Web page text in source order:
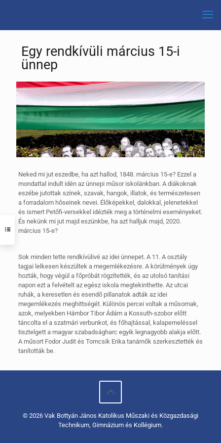
Egy rendkívüli március 15-i
ünnep
Neked mi jut eszedbe, ha azt hallod, 1848. március 15-e? Ezzel a
mondattal indult idén az ünnepi műsor iskolánkban. A diákoknak
eszébe jutottak színek, szavak, hangok, illatok, és természetesen
a forradalom hőseinek nevei. Élőképekkel, dalokkal, jelenetekkel
és ismert Petőfi-versekkel idézték meg a történelmi eseményeket.
És nekünk mi jut majd eszünkbe, ha azt halljuk majd, 2020.
március 15-e?
Sok minden tette rendkívülivé az idei ünnepet. A 11. A osztály
tagjai lelkesen készültek a megemlékezésre. A körülmények úgy
hozták, hogy végül a főpróbát rögzítették, és az utolsó tanítási
napon ezt a felvételt az egész iskola megtekinthette. Az utcai
ruhák, a keresetlen és esendő pillanatok adták az idei
megemlékezés meghittségét. Különös percei voltak a műsornak,
azok, melyekben Hámbor Tibor Ádám a Kossuth-szobor előtt
táncolta el a szatmári verbunkot, és főhajtással, kalapemeléssel
tisztelgett a magyar szabadságharc egyik legnagyobb alakja előtt.
A műsort Fodor Judit és Tomcsik Erika tanárnők szerkesztették és
tanították be.
© 2026 Vak Bottyán János Katolikus Műszaki és Közgazdasági
Technikum, Gimnázium és Kollégium.